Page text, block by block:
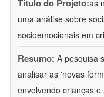
Título do Projeto:as
uma análise sobre
socioemocionais em
Resumo: A pesquisa
analisar as 'novas
envolvendo crianças